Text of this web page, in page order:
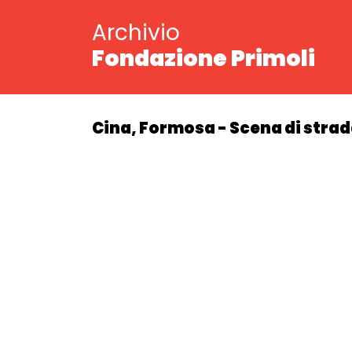
Archivio
Fondazione Primoli
Cina, Formosa - Scena di